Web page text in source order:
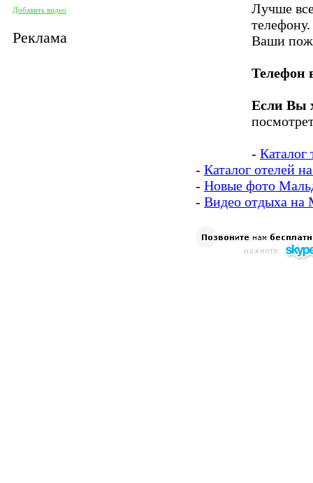
Добавить видео
Реклама
Лучше
Ваши
Телефон
Если Вы
-
- Каталог отелей
- Новые фото
- Видео отдыха на